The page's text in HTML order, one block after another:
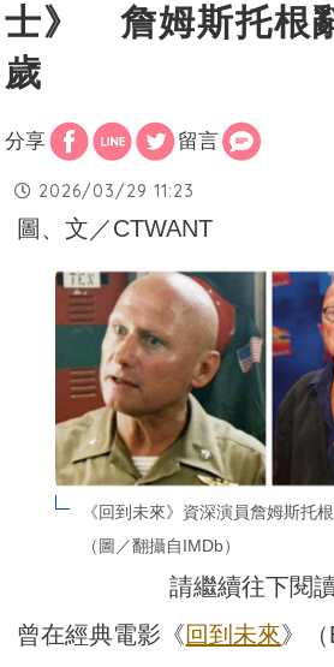
士》 詹姆斯托根
歲
分享 留言
2026/03/29 11:23
圖、文／CTWANT
《回到未來》資深演員詹姆斯托
（圖／翻攝自IMDb）
請繼續往下閱
曾在經典電影《回到未來》